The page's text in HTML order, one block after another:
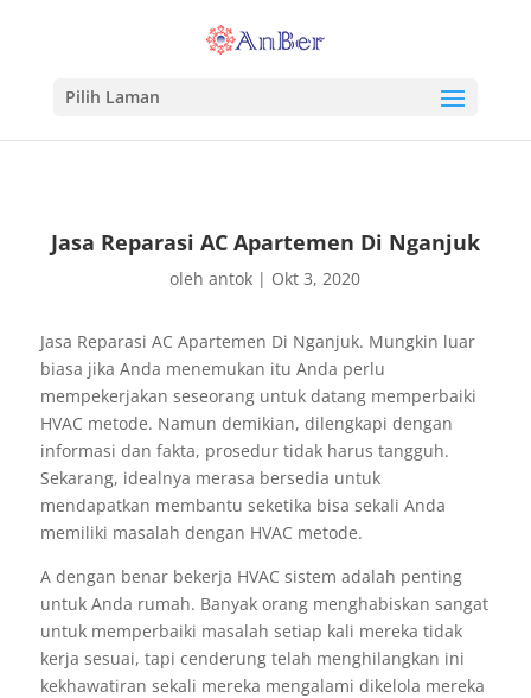
Pilih Laman
Jasa Reparasi AC Apartemen Di Nganjuk
olehantok | Okt 3, 2020
Jasa Reparasi AC Apartemen Di Nganjuk. Mungkin luar
biasa jika Anda menemukan itu Anda perlu
mempekerjakan seseorang untuk datang memperbaiki
HVAC metode. Namun demikian, dilengkapi dengan
informasi dan fakta, prosedur tidak harus tangguh.
Sekarang, idealnya merasa bersedia untuk
mendapatkan membantu seketika bisa sekali Anda
memiliki masalah dengan HVAC metode.
A dengan benar bekerja HVAC sistem adalah penting
untuk Anda rumah. Banyak orang menghabiskan sangat
untuk memperbaiki masalah setiap kali mereka tidak
kerja sesuai, tapi cenderung telah menghilangkan ini
kekhawatiran sekali mereka mengalami dikelola mereka